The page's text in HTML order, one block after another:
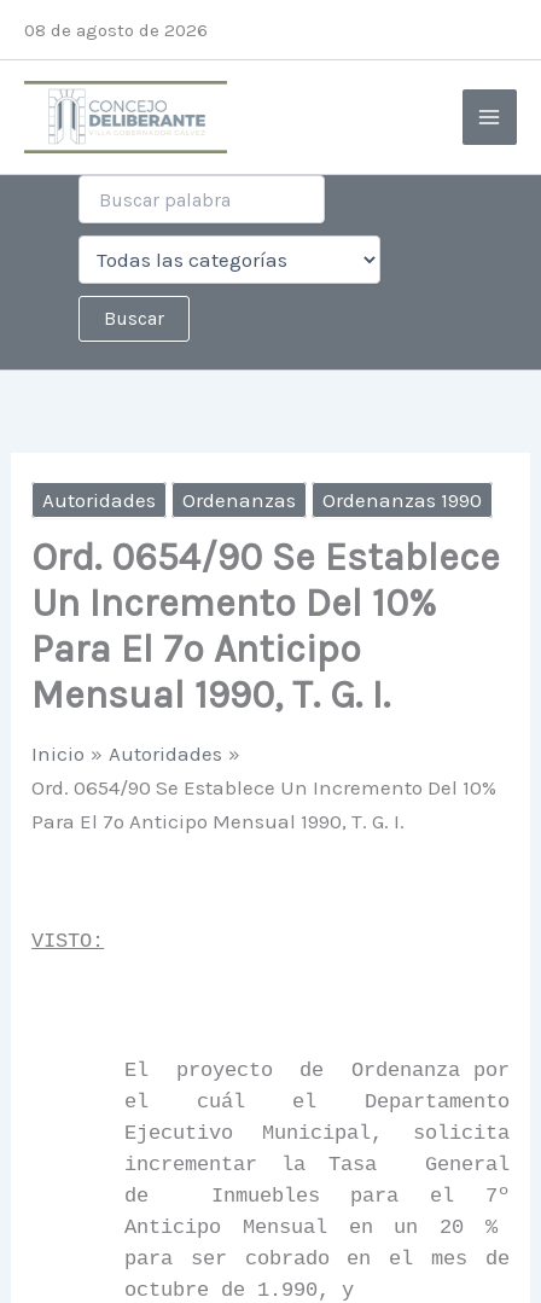
contenido
08 de agosto de 2026
Autoridades Ordenanzas Ordenanzas 1990
Ord. 0654/90 Se Establece
Un Incremento Del 10%
Para El 7º Anticipo
Mensual 1990, T. G. I.
Inicio
Autoridades
Ord. 0654/90 Se Establece Un Incremento Del 10%
Para El 7º Anticipo Mensual 1990, T. G. I.
VISTO:
El proyecto de
Ordenanza por
el
cuál el
Departamento
Ejecutivo Municipal, solicita
incrementar
la Tasa
General
de
Inmuebles para el 7º
Anticipo Mensual en un 20 %
para ser cobrado en el mes de
octubre de 1.990, y